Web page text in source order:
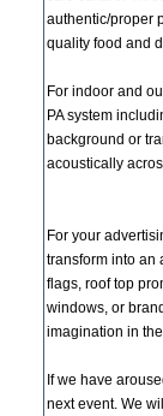
authentic/proper
quality food and
For indoor and
PA system
background or
acoustically
For your
transform into an
flags, roof top
windows, or
imagination in
If we have
next event. We